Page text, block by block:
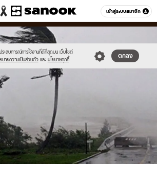
เข้าสู่ระบบสมาชิก
หมวดอื่นๆ
ระสบการณ์การใช้งานที่ดีที่สุดบน เว็บไซต์
บายความเป็นส่วนตัว และ นโยบายคุกกี้
ตกลง
images/logo-
366/1831034/632357-